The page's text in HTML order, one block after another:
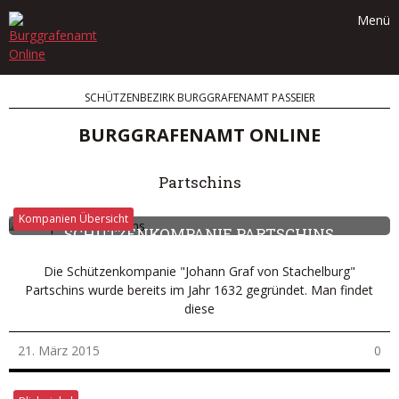
Skip
to
content
SCHÜTZENBEZIRK BURGGRAFENAMT PASSEIER
BURGGRAFENAMT ONLINE
Menü
Partschins
Kompanien Übersicht
SCHÜTZENKOMPANIE PARTSCHINS
Die Schützenkompanie "Johann Graf von Stachelburg"
Partschins wurde bereits im Jahr 1632 gegründet. Man findet
diese
21. März 2015 0